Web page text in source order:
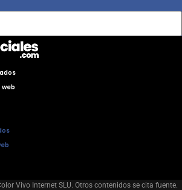
Vivo Internet SLU. Otros contenidos se cita fuente.